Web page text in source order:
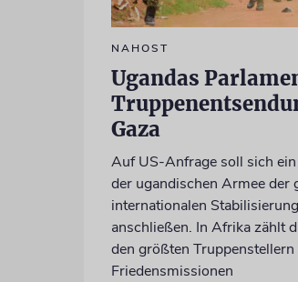
NAHOST
Ugandas
Gaza
Auf US-Anfrage soll sich
der ugandischen Armee der
internationalen
anschließen. In Afrika zählt
den größten
Friedensmissionen